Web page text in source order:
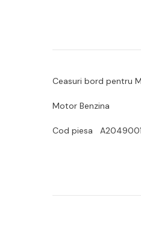
Ceasuri bord pentru
Motor Benzina
Cod piesa